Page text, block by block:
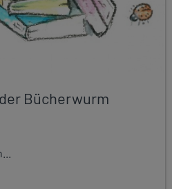
Bücherwurm